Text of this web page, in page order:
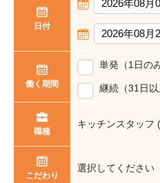
日付
働く期間
単発（1日のみ
継続（31日以
職種
キッチンスタッ
こだわり
選択してください